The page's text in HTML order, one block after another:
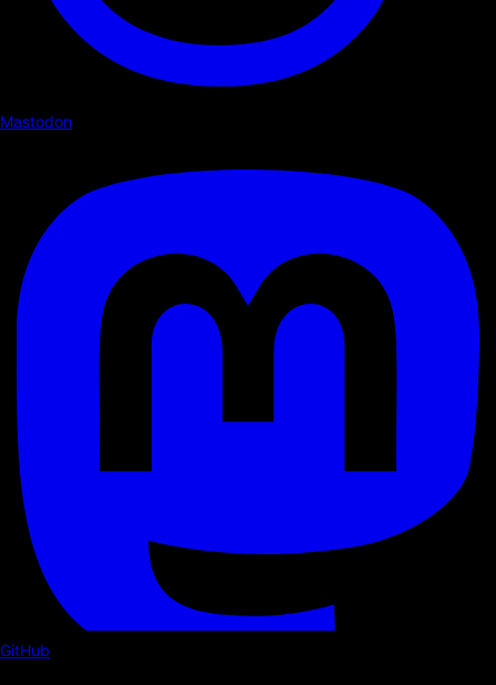
Mastodon
GitHub